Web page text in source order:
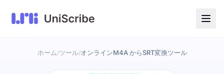
ホーム /ツール/オンラインM4A からSRT変換ツール